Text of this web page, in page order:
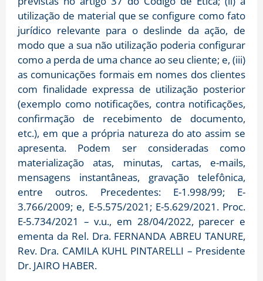
utilização de material que se configure como fato
jurídico relevante para o deslinde da ação, de
modo que a sua não utilização poderia configurar
como a perda de uma chance ao seu cliente; e, (iii)
as comunicações formais em nomes dos clientes
com finalidade expressa de utilização posterior
(exemplo como notificações, contra notificações,
confirmação de recebimento de documento,
etc.), em que a própria natureza do ato assim se
apresenta. Podem ser consideradas como
materialização atas, minutas, cartas, e-mails,
mensagens instantâneas, gravação telefônica,
entre outros. Precedentes: E-1.998/99; E-
3.766/2009; e, E-5.575/2021; E-5.629/2021. Proc.
E-5.734/2021 – v.u., em 28/04/2022, parecer e
ementa da Rel. Dra. FERNANDA ABREU TANURE,
Rev. Dra. CAMILA KUHL PINTARELLI – Presidente
Dr. JAIRO HABER.